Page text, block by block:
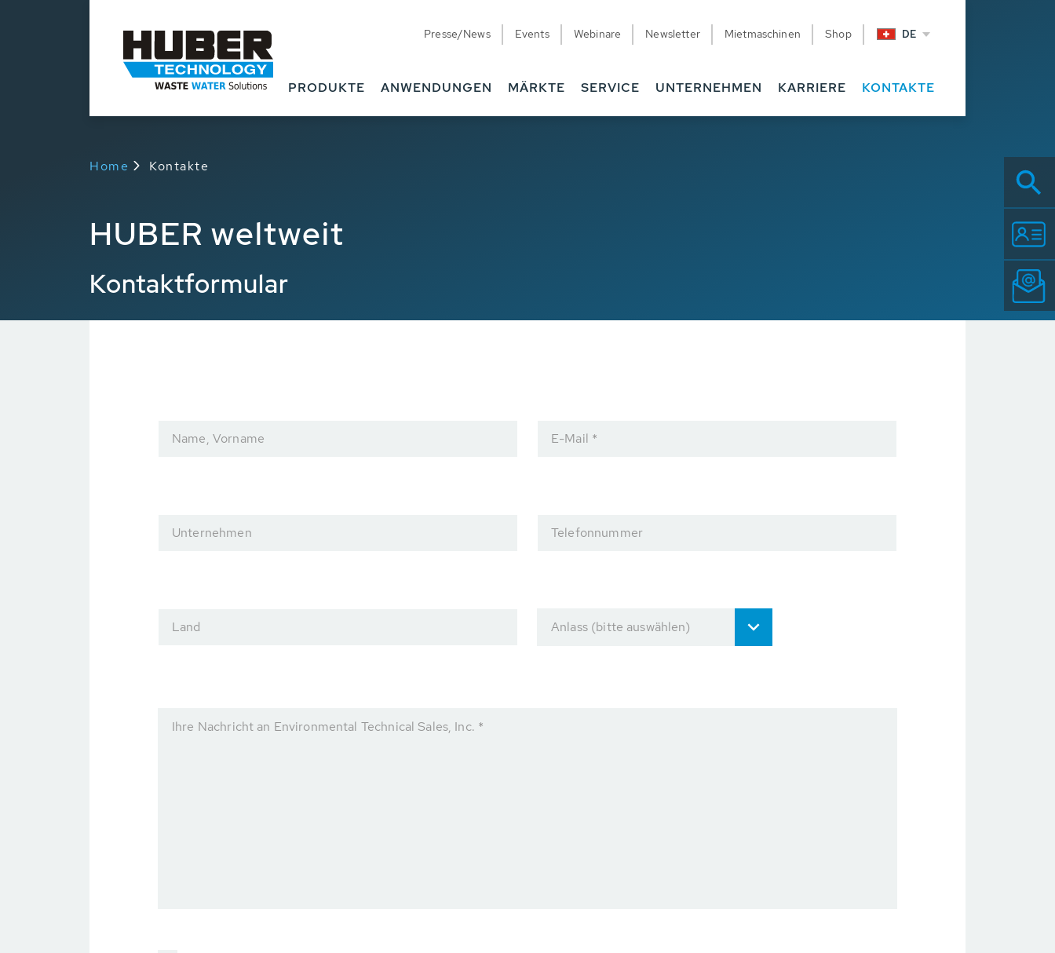
Presse/News Events Webinare Newsletter Mietmaschinen Shop DE
PRODUKTE ANWENDUNGEN MÄRKTE SERVICE UNTERNEHMEN KARRIERE KONTAKTE
Home Kontakte
HUBER weltweit
Kontaktformular
Name, Vorname E-Mail *
Unternehmen Telefonnummer
Land Anlass (bitte auswählen)
Ihre Nachricht an Environmental Technical Sales, Inc. *